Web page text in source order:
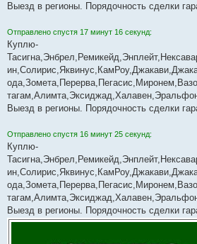
Выезд в регионы. Порядочность сделки
Отправлено спустя 17 минут 16 секунд:
Куплю-
Выезд в регионы. Порядочность сделки
Отправлено спустя 16 минут 25 секунд:
Куплю-
Выезд в регионы. Порядочность сделки